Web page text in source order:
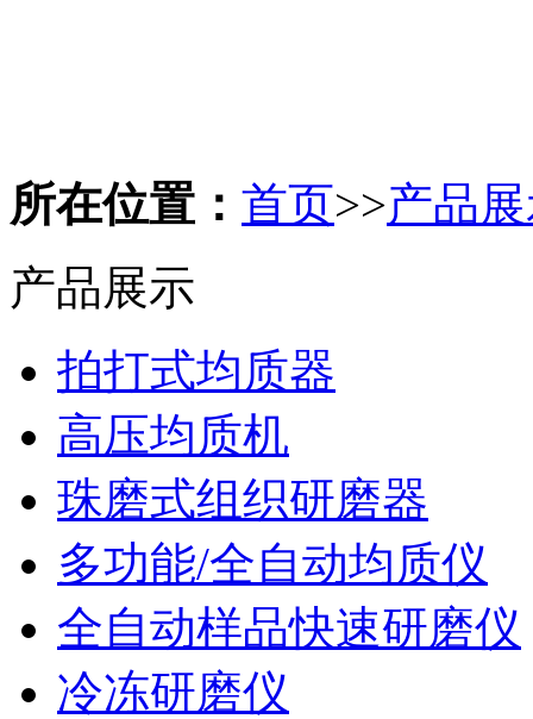
所在位置： 首页>>产品
产品展示
拍打式均质器
高压均质机
珠磨式组织研磨器
多功能/全自动均质仪
全自动样品快速研磨仪
冷冻研磨仪